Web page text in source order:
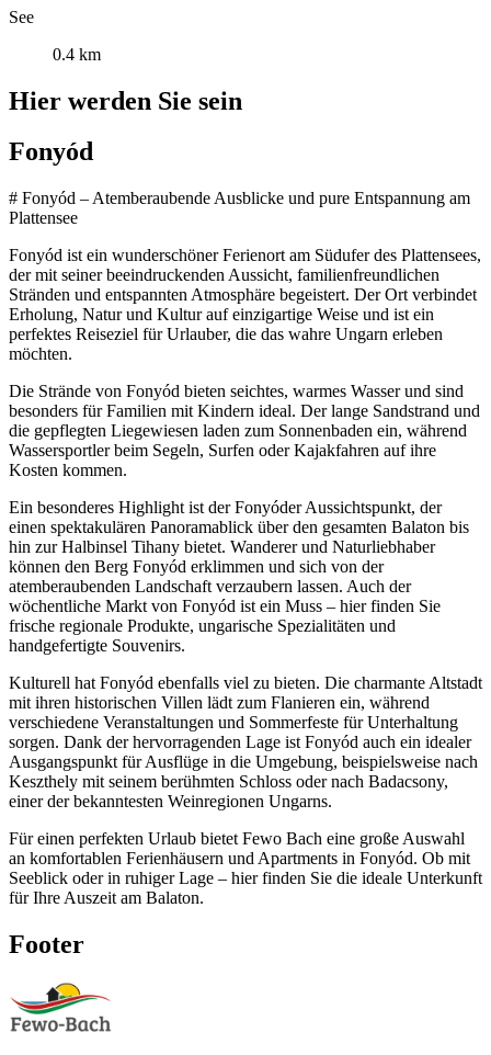
See
0.4 km
Hier werden Sie sein
Fonyód
# Fonyód – Atemberaubende Ausblicke und pure Entspannung am
Plattensee
Fonyód ist ein wunderschöner Ferienort am Südufer des Plattensees,
der mit seiner beeindruckenden Aussicht, familienfreundlichen
Stränden und entspannten Atmosphäre begeistert. Der Ort verbindet
Erholung, Natur und Kultur auf einzigartige Weise und ist ein
perfektes Reiseziel für Urlauber, die das wahre Ungarn erleben
möchten.
Die Strände von Fonyód bieten seichtes, warmes Wasser und sind
besonders für Familien mit Kindern ideal. Der lange Sandstrand und
die gepflegten Liegewiesen laden zum Sonnenbaden ein, während
Wassersportler beim Segeln, Surfen oder Kajakfahren auf ihre
Kosten kommen.
Ein besonderes Highlight ist der Fonyóder Aussichtspunkt, der
einen spektakulären Panoramablick über den gesamten Balaton bis
hin zur Halbinsel Tihany bietet. Wanderer und Naturliebhaber
können den Berg Fonyód erklimmen und sich von der
atemberaubenden Landschaft verzaubern lassen. Auch der
wöchentliche Markt von Fonyód ist ein Muss – hier finden Sie
frische regionale Produkte, ungarische Spezialitäten und
handgefertigte Souvenirs.
Kulturell hat Fonyód ebenfalls viel zu bieten. Die charmante Altstadt
mit ihren historischen Villen lädt zum Flanieren ein, während
verschiedene Veranstaltungen und Sommerfeste für Unterhaltung
sorgen. Dank der hervorragenden Lage ist Fonyód auch ein idealer
Ausgangspunkt für Ausflüge in die Umgebung, beispielsweise nach
Keszthely mit seinem berühmten Schloss oder nach Badacsony,
einer der bekanntesten Weinregionen Ungarns.
Für einen perfekten Urlaub bietet Fewo Bach eine große Auswahl
an komfortablen Ferienhäusern und Apartments in Fonyód. Ob mit
Seeblick oder in ruhiger Lage – hier finden Sie die ideale Unterkunft
für Ihre Auszeit am Balaton.
Footer